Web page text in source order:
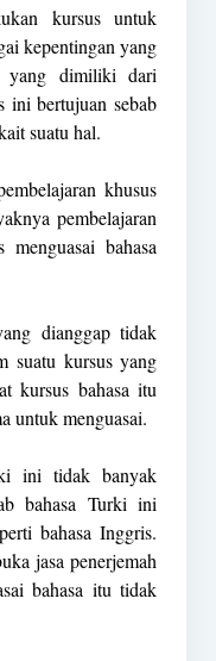
kursus untuk
kepentingan yang
yang dimiliki dari
ini bertujuan sebab
suatu hal.
khusus
pembelajaran
bahasa
dianggap tidak
suatu kursus yang
kursus bahasa itu
untuk menguasai.
ini tidak banyak
bahasa Turki ini
bahasa Inggris.
jasa penerjemah
bahasa itu tidak